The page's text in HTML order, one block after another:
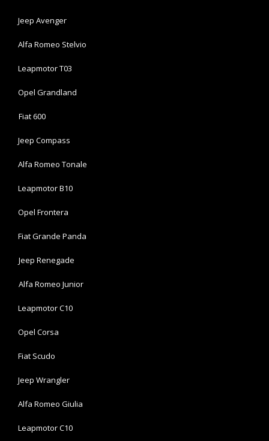
Jeep Avenger
Alfa Romeo Stelvio
Leapmotor T03
Opel Grandland
Fiat 600
Jeep Compass
Alfa Romeo Tonale
Leapmotor B10
Opel Frontera
Fiat Grande Panda
Jeep Renegade
Alfa Romeo Junior
Leapmotor C10
Opel Corsa
Fiat Scudo
Jeep Wrangler
Alfa Romeo Giulia
Leapmotor C10